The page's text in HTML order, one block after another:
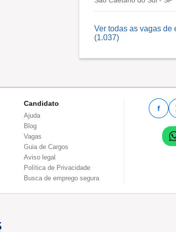
Ver todas as vagas de
(1.037)
Candidato
Ajuda
Blog
Vagas
Guia de Cargos
Aviso legal
Política de Privacidade
Busca de emprego segura